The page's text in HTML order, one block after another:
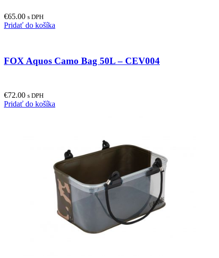
€65.00 s DPH
Pridať do košíka
FOX Aquos Camo Bag 50L – CEV004
€72.00 s DPH
Pridať do košíka